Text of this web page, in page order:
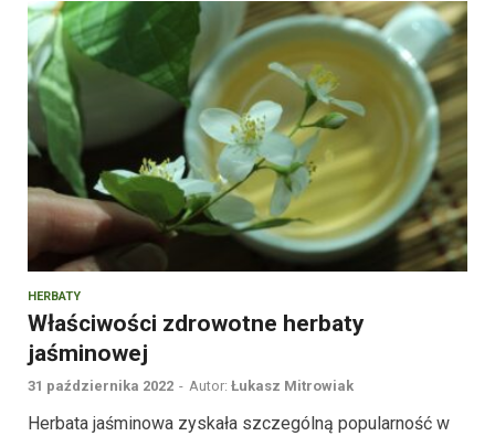
HERBATY
Właściwości zdrowotne herbaty
jaśminowej
31 października 2022 - Autor: Łukasz Mitrowiak
Herbata jaśminowa zyskała szczególną popularność w